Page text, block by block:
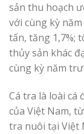
sản thu hoạch
với cùng kỳ
tấn, tăng 1,7%;
thủy sản khác
cùng kỳ năm
Cá tra là loài cá
của Việt Nam,
tra nuôi tại Việt